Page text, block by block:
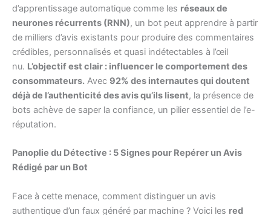
d’apprentissage automatique comme les réseaux de
neurones récurrents (RNN), un bot peut apprendre à partir
de milliers d’avis existants pour produire des commentaires
crédibles, personnalisés et quasi indétectables à l’œil
nu. L’objectif est clair : influencer le comportement des
consommateurs. Avec 92% des internautes qui doutent
déjà de l’authenticité des avis qu’ils lisent, la présence de
bots achève de saper la confiance, un pilier essentiel de l’e-
réputation.
Panoplie du Détective : 5 Signes pour Repérer un Avis
Rédigé par un Bot
Face à cette menace, comment distinguer un avis
authentique d’un faux généré par machine ? Voici les red